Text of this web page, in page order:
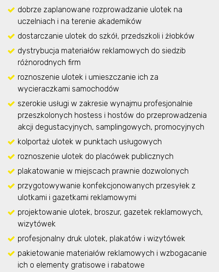
dobrze zaplanowane rozprowadzanie ulotek na
uczelniach i na terenie akademików
dostarczanie ulotek do szkół, przedszkoli i żłobków
dystrybucja materiałów reklamowych do siedzib
różnorodnych firm
roznoszenie ulotek i umieszczanie ich za
wycieraczkami samochodów
szerokie usługi w zakresie wynajmu profesjonalnie
przeszkolonych hostess i hostów do przeprowadzenia
akcji degustacyjnych, samplingowych, promocyjnych
kolportaż ulotek w punktach usługowych
roznoszenie ulotek do placówek publicznych
plakatowanie w miejscach prawnie dozwolonych
przygotowywanie konfekcjonowanych przesyłek z
ulotkami i gazetkami reklamowymi
projektowanie ulotek, broszur, gazetek reklamowych,
wizytówek
profesjonalny druk ulotek, plakatów i wizytówek
pakietowanie materiałów reklamowych i wzbogacanie
ich o elementy gratisowe i rabatowe